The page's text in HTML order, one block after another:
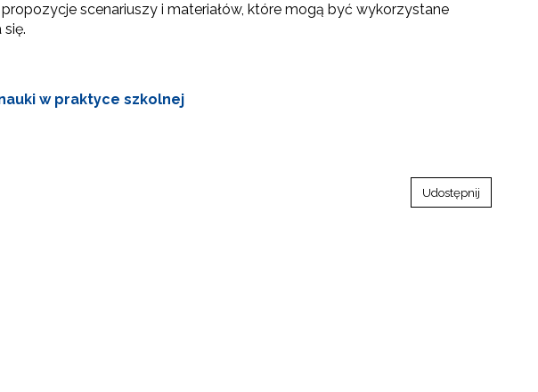
scenariuszy i materiałów, które mogą być wykorzystane
w praktyce szkolnej
Udostępnij